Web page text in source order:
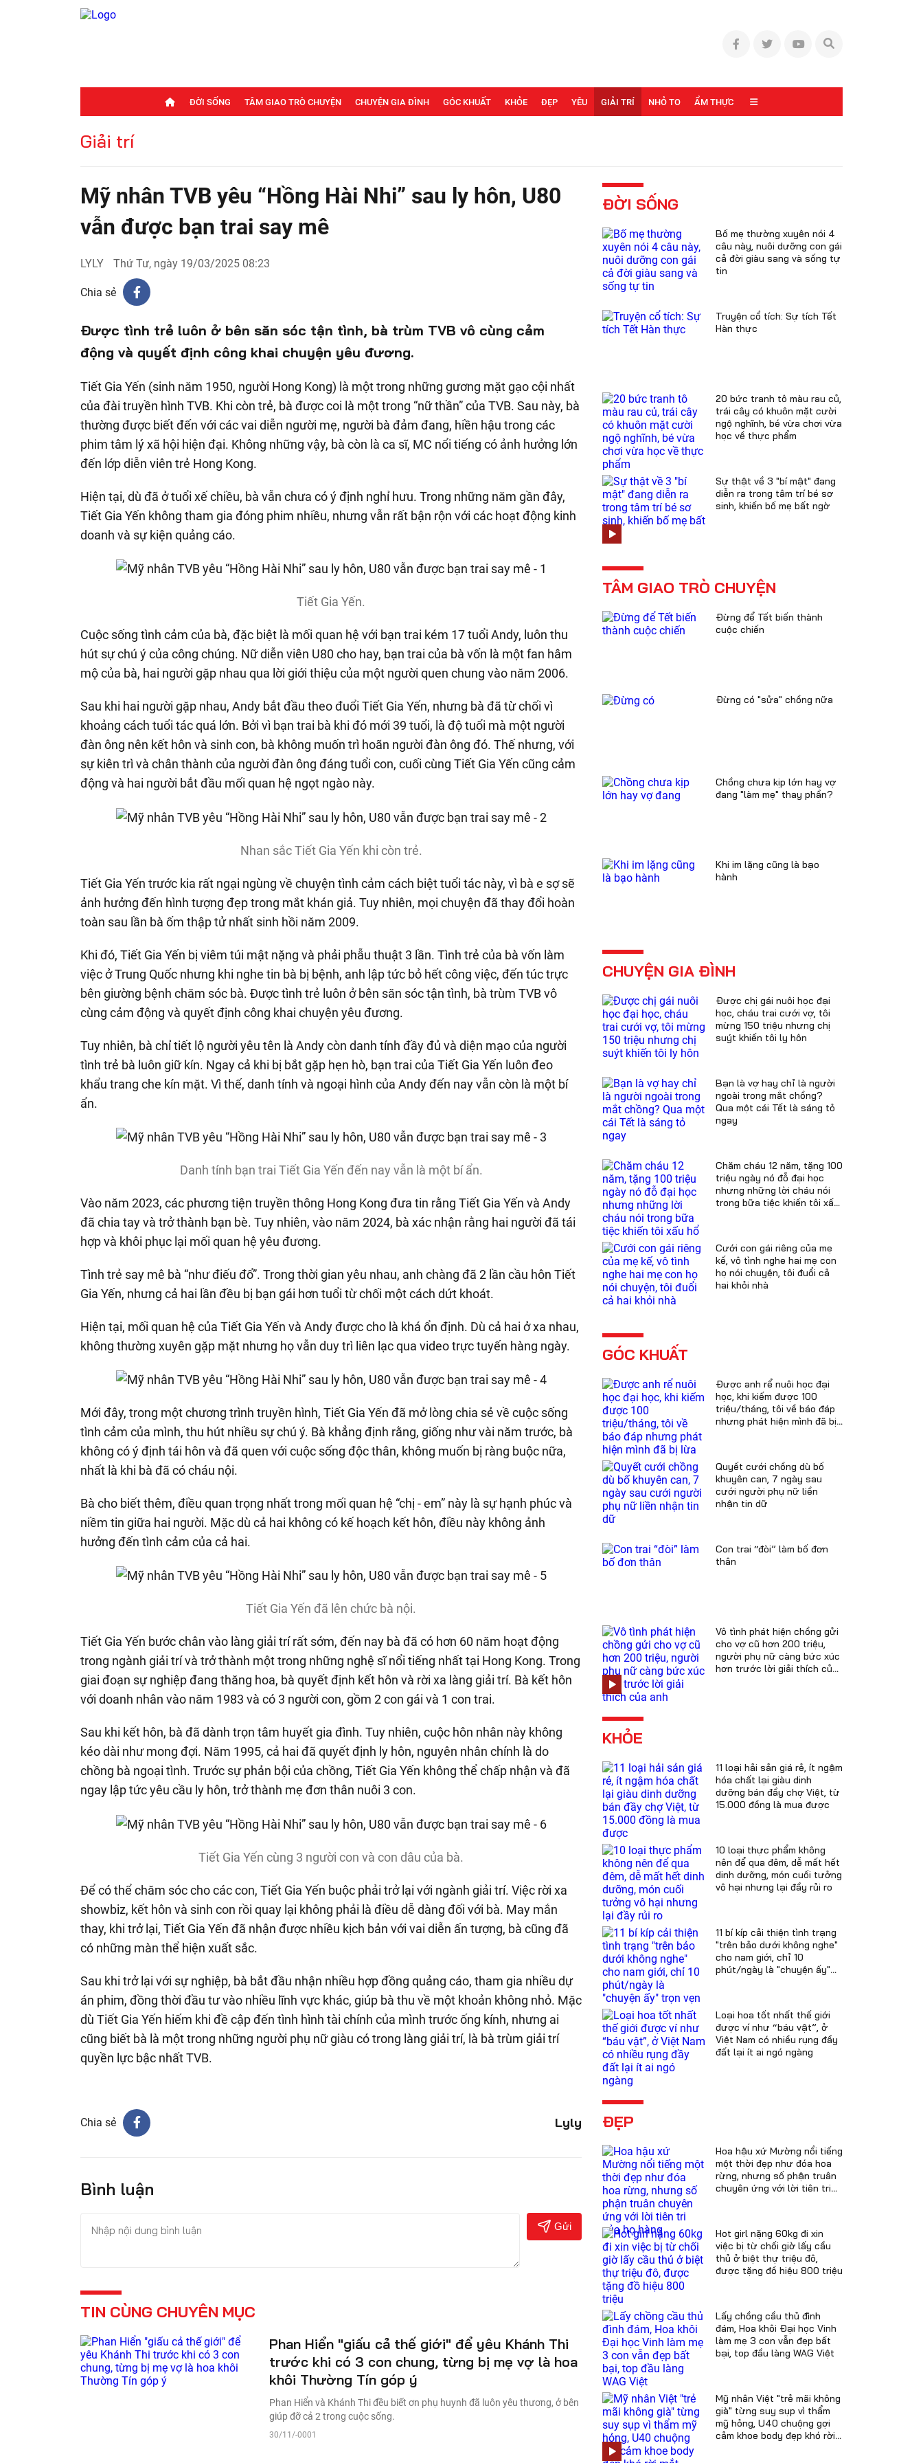
ĐỜI SỐNG TÂM GIAO TRÒ CHUYỆN CHUYỆN GIA ĐÌNH GÓC KHUẤT KHỎE ĐẸP YÊU GIẢI TRÍ NHỎ TO ẨM THỰC
Giải trí
Mỹ nhân TVB yêu “Hồng Hài Nhi” sau ly hôn, U80
vẫn được bạn trai say mê
LYLY Thứ Tư, ngày 19/03/2025 08:23
Chia sẻ
Được tình trẻ luôn ở bên săn sóc tận tình, bà trùm TVB vô cùng cảm
động và quyết định công khai chuyện yêu đương.
Tiết Gia Yến (sinh năm 1950, người Hong Kong) là một trong những gương mặt gạo cội nhất
của đài truyền hình TVB. Khi còn trẻ, bà được coi là một trong “nữ thần” của TVB. Sau này, bà
thường được biết đến với các vai diễn người mẹ, người bà đảm đang, hiền hậu trong các
phim tâm lý xã hội hiện đại. Không những vậy, bà còn là ca sĩ, MC nổi tiếng có ảnh hưởng lớn
đến lớp diễn viên trẻ Hong Kong.
Hiện tại, dù đã ở tuổi xế chiều, bà vẫn chưa có ý định nghỉ hưu. Trong những năm gần đây,
Tiết Gia Yến không tham gia đóng phim nhiều, nhưng vẫn rất bận rộn với các hoạt động kinh
doanh và sự kiện quảng cáo.
Tiết Gia Yến.
Cuộc sống tình cảm của bà, đặc biệt là mối quan hệ với bạn trai kém 17 tuổi Andy, luôn thu
hút sự chú ý của công chúng. Nữ diễn viên U80 cho hay, bạn trai của bà vốn là một fan hâm
mộ của bà, hai người gặp nhau qua lời giới thiệu của một người quen chung vào năm 2006.
Sau khi hai người gặp nhau, Andy bắt đầu theo đuổi Tiết Gia Yến, nhưng bà đã từ chối vì
khoảng cách tuổi tác quá lớn. Bởi vì bạn trai bà khi đó mới 39 tuổi, là độ tuổi mà một người
đàn ông nên kết hôn và sinh con, bà không muốn trì hoãn người đàn ông đó. Thế nhưng, với
sự kiên trì và chân thành của người đàn ông đáng tuổi con, cuối cùng Tiết Gia Yến cũng cảm
động và hai người bắt đầu mối quan hệ ngọt ngào này.
Nhan sắc Tiết Gia Yến khi còn trẻ.
Tiết Gia Yến trước kia rất ngại ngùng về chuyện tình cảm cách biệt tuổi tác này, vì bà e sợ sẽ
ảnh hưởng đến hình tượng đẹp trong mắt khán giả. Tuy nhiên, mọi chuyện đã thay đổi hoàn
toàn sau lần bà ốm thập tử nhất sinh hồi năm 2009.
Khi đó, Tiết Gia Yến bị viêm túi mật nặng và phải phẫu thuật 3 lần. Tình trẻ của bà vốn làm
việc ở Trung Quốc nhưng khi nghe tin bà bị bệnh, anh lập tức bỏ hết công việc, đến túc trực
bên giường bệnh chăm sóc bà. Được tình trẻ luôn ở bên săn sóc tận tình, bà trùm TVB vô
cùng cảm động và quyết định công khai chuyện yêu đương.
Tuy nhiên, bà chỉ tiết lộ người yêu tên là Andy còn danh tính đầy đủ và diện mạo của người
tình trẻ bà luôn giữ kín. Ngay cả khi bị bắt gặp hẹn hò, bạn trai của Tiết Gia Yến luôn đeo
khẩu trang che kín mặt. Vì thế, danh tính và ngoại hình của Andy đến nay vẫn còn là một bí
ẩn.
Danh tính bạn trai Tiết Gia Yến đến nay vẫn là một bí ẩn.
Vào năm 2023, các phương tiện truyền thông Hong Kong đưa tin rằng Tiết Gia Yến và Andy
đã chia tay và trở thành bạn bè. Tuy nhiên, vào năm 2024, bà xác nhận rằng hai người đã tái
hợp và khôi phục lại mối quan hệ yêu đương.
Tình trẻ say mê bà “như điếu đổ”. Trong thời gian yêu nhau, anh chàng đã 2 lần cầu hôn Tiết
Gia Yến, nhưng cả hai lần đều bị bạn gái hơn tuổi từ chối một cách dứt khoát.
Hiện tại, mối quan hệ của Tiết Gia Yến và Andy được cho là khá ổn định. Dù cả hai ở xa nhau,
không thường xuyên gặp mặt nhưng họ vẫn duy trì liên lạc qua video trực tuyến hàng ngày.
Mới đây, trong một chương trình truyền hình, Tiết Gia Yến đã mở lòng chia sẻ về cuộc sống
tình cảm của mình, thu hút nhiều sự chú ý. Bà khẳng định rằng, giống như vài năm trước, bà
không có ý định tái hôn và đã quen với cuộc sống độc thân, không muốn bị ràng buộc nữa,
nhất là khi bà đã có cháu nội.
Bà cho biết thêm, điều quan trọng nhất trong mối quan hệ “chị - em” này là sự hạnh phúc và
niềm tin giữa hai người. Mặc dù cả hai không có kế hoạch kết hôn, điều này không ảnh
hưởng đến tình cảm của cả hai.
Tiết Gia Yến đã lên chức bà nội.
Tiết Gia Yến bước chân vào làng giải trí rất sớm, đến nay bà đã có hơn 60 năm hoạt động
trong ngành giải trí và trở thành một trong những nghệ sĩ nổi tiếng nhất tại Hong Kong. Trong
giai đoạn sự nghiệp đang thăng hoa, bà quyết định kết hôn và rời xa làng giải trí. Bà kết hôn
với doanh nhân vào năm 1983 và có 3 người con, gồm 2 con gái và 1 con trai.
Sau khi kết hôn, bà đã dành trọn tâm huyết gia đình. Tuy nhiên, cuộc hôn nhân này không
kéo dài như mong đợi. Năm 1995, cả hai đã quyết định ly hôn, nguyên nhân chính là do
chồng bà ngoại tình. Trước sự phản bội của chồng, Tiết Gia Yến không thể chấp nhận và đã
ngay lập tức yêu cầu ly hôn, trở thành mẹ đơn thân nuôi 3 con.
Tiết Gia Yến cùng 3 người con và con dâu của bà.
Để có thể chăm sóc cho các con, Tiết Gia Yến buộc phải trở lại với ngành giải trí. Việc rời xa
showbiz, kết hôn và sinh con rồi quay lại không phải là điều dễ dàng đối với bà. May mắn
thay, khi trở lại, Tiết Gia Yến đã nhận được nhiều kịch bản với vai diễn ấn tượng, bà cũng đã
có những màn thể hiện xuất sắc.
Sau khi trở lại với sự nghiệp, bà bắt đầu nhận nhiều hợp đồng quảng cáo, tham gia nhiều dự
án phim, đồng thời đầu tư vào nhiều lĩnh vực khác, giúp bà thu về một khoản không nhỏ. Mặc
dù Tiết Gia Yến hiếm khi đề cập đến tình hình tài chính của mình trước ống kính, nhưng ai
cũng biết bà là một trong những người phụ nữ giàu có trong làng giải trí, là bà trùm giải trí
quyền lực bậc nhất TVB.
Chia sẻ Lyly
Bình luận
Gửi
TIN CÙNG CHUYÊN MỤC
Phan Hiển "giấu cả thế giới" để yêu Khánh Thi
trước khi có 3 con chung, từng bị mẹ vợ là hoa
khôi Thường Tín góp ý
Phan Hiển và Khánh Thi đều biết ơn phụ huynh đã luôn yêu thương, ở bên
giúp đỡ cả 2 trong cuộc sống.
30/11/-0001
ĐỜI SỐNG
Bố mẹ thường xuyên nói 4
câu này, nuôi dưỡng con gái
cả đời giàu sang và sống tự
tin
Truyện cổ tích: Sự tích Tết
Hàn thực
20 bức tranh tô màu rau củ,
trái cây có khuôn mặt cười
ngộ nghĩnh, bé vừa chơi vừa
học về thực phẩm
Sự thật về 3 "bí mật" đang
diễn ra trong tâm trí bé sơ
sinh, khiến bố mẹ bất ngờ
TÂM GIAO TRÒ CHUYỆN
Đừng để Tết biến thành
cuộc chiến
Đừng có "sửa" chồng nữa
Chồng chưa kịp lớn hay vợ
đang "làm mẹ" thay phần?
Khi im lặng cũng là bạo
hành
CHUYỆN GIA ĐÌNH
Được chị gái nuôi học đại
học, cháu trai cưới vợ, tôi
mừng 150 triệu nhưng chị
suýt khiến tôi ly hôn
Bạn là vợ hay chỉ là người
ngoài trong mắt chồng?
Qua một cái Tết là sáng tỏ
ngay
Chăm cháu 12 năm, tặng 100
triệu ngày nó đỗ đại học
nhưng những lời cháu nói
trong bữa tiệc khiến tôi xấu
Cưới con gái riêng của mẹ
kế, vô tình nghe hai mẹ con
họ nói chuyện, tôi đuổi cả
hai khỏi nhà
GÓC KHUẤT
Được anh rể nuôi học đại
học, khi kiếm được 100
triệu/tháng, tôi về báo đáp
nhưng phát hiện mình đã bị
Quyết cưới chồng dù bố
khuyên can, 7 ngày sau
cưới người phụ nữ liền
nhận tin dữ
Con trai “đòi” làm bố đơn
thân
Vô tình phát hiện chồng gửi
cho vợ cũ hơn 200 triệu,
người phụ nữ càng bức xúc
hơn trước lời giải thích của
KHỎE
11 loại hải sản giá rẻ, ít ngậm
hóa chất lại giàu dinh
dưỡng bán đầy chợ Việt, từ
15.000 đồng là mua được
10 loại thực phẩm không
nên để qua đêm, dễ mất hết
dinh dưỡng, món cuối tưởng
vô hại nhưng lại đầy rủi ro
11 bí kíp cải thiện tình trạng
"trên bảo dưới không nghe"
cho nam giới, chỉ 10
phút/ngày là "chuyện ấy"
Loại hoa tốt nhất thế giới
được ví như “báu vật”, ở
Việt Nam có nhiều rụng đầy
đất lại ít ai ngó ngàng
ĐẸP
Hoa hậu xứ Mường nổi tiếng
một thời đẹp như đóa hoa
rừng, nhưng số phận truân
chuyên ứng với lời tiên tri
Hot girl nặng 60kg đi xin
việc bị từ chối giờ lấy cầu
thủ ở biệt thự triệu đô,
được tặng đồ hiệu 800 triệu
Lấy chồng cầu thủ đình
đám, Hoa khôi Đại học Vinh
làm mẹ 3 con vẫn đẹp bất
bại, top đầu làng WAG Việt
Mỹ nhân Việt "trẻ mãi không
già" từng suy sụp vì thẩm
mỹ hỏng, U40 chuộng gợi
cảm khoe body đẹp khó rời